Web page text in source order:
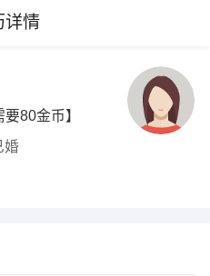
详情
要80金币】
婚